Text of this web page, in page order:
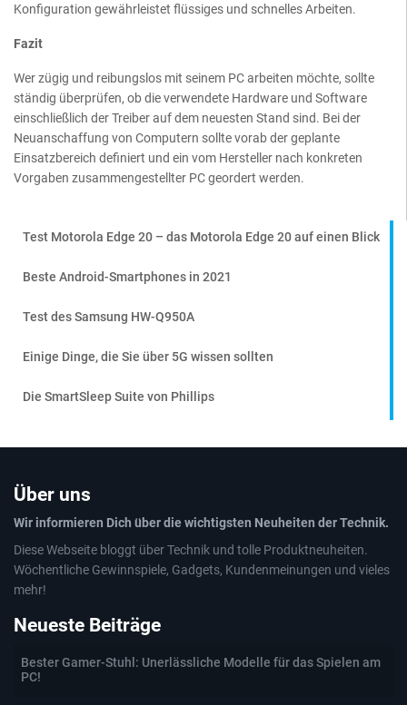
Konfiguration gewährleistet flüssiges und schnelles Arbeiten.
Fazit
Wer zügig und reibungslos mit seinem PC arbeiten möchte, sollte
ständig überprüfen, ob die verwendete Hardware und Software
einschließlich der Treiber auf dem neuesten Stand sind. Bei der
Neuanschaffung von Computern sollte vorab der geplante
Einsatzbereich definiert und ein vom Hersteller nach konkreten
Vorgaben zusammengestellter PC geordert werden.
Test Motorola Edge 20 – das Motorola Edge 20 auf einen Blick
Beste Android-Smartphones in 2021
Test des Samsung HW-Q950A
Einige Dinge, die Sie über 5G wissen sollten
Die SmartSleep Suite von Phillips
Über uns
Wir informieren Dich über die wichtigsten Neuheiten der Technik.
Diese Webseite bloggt über Technik und tolle Produktneuheiten.
Wöchentliche Gewinnspiele, Gadgets, Kundenmeinungen und vieles
mehr!
Neueste Beiträge
Bester Gamer-Stuhl: Unerlässliche Modelle für das Spielen am
PC!